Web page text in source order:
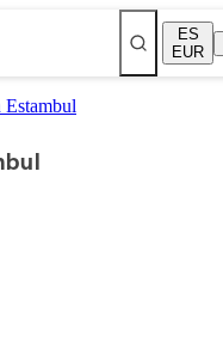
ES
EUR
Estambul